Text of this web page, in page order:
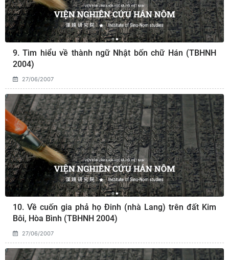
9. Tìm hiểu về thành ngữ Nhật bốn chữ Hán (TBHNH
2004)
27/06/2007
10. Về cuốn gia phả họ Ðinh (nhà Lang) trên đất Kim
Bôi, Hòa Bình (TBHNH 2004)
27/06/2007